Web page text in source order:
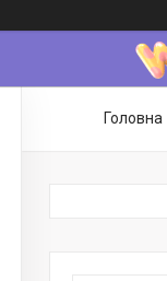
Головна